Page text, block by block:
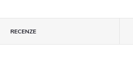
RECENZE